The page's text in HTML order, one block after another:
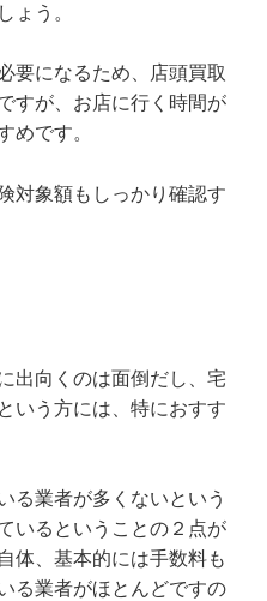
ょう。
要になるため、店頭買取
すが、お店に行く時間が
めです。
対象額もしっかり確認す
出向くのは面倒だし、宅
いう方には、特におすす
る業者が多くないという
いるということの２点が
体、基本的には手数料も
る業者がほとんどですの